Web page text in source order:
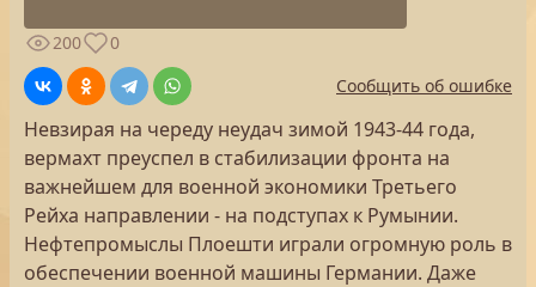
200
0
Сообщить об ошибке
Невзирая на череду неудач зимой 1943-44 года,
вермахт преуспел в стабилизации фронта на
важнейшем для военной экономики Третьего
Рейха направлении - на подступах к Румынии.
Нефтепромыслы Плоешти играли огромную роль в
обеспечении военной машины Германии. Даже